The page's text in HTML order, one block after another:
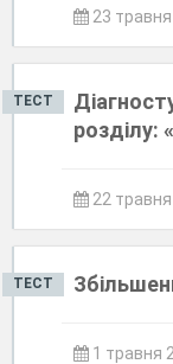
23
ТЕСТ
розділу:
22
ТЕСТ
1 травня